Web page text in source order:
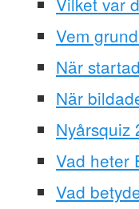
Vem
När
När
Nyårsquiz
Vad heter
Vad